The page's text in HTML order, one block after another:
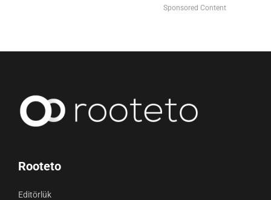
Sponsored Content
Rooteto
Editörlük